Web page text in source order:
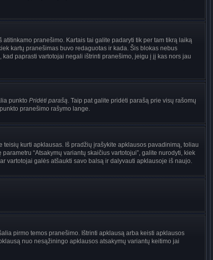
pranešimo. Kartais tai galite padaryti tik per tam tikrą laiką
kartų pranešimas buvo redaguotas ir kada. Šis blokas nebus
paprasti vartotojai negali ištrinti pranešimo, jeigu į jį kas nors jau
punkto Pridėti parašą. Taip pat galite pridėti parašą prie visų rašomų
pranešimo rašymo lange.
kurti apklausas. Iš pradžių įrašykite apklausos pavadinimą, toliau
“Atsakymų variantų skaičius vartotojui”, galite nurodyti, kiek
vartotojai galės atšaukti savo balsą ir dalyvauti apklausoje iš naujo.
pirmo temos pranešimo. Ištrinti apklausą arba keisti apklausos
nuo nesąžiningo apklausos atsakymų variantų keitimo jai